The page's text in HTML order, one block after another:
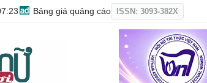
Bảng giá quảng cáo ISSN: 3093-382X